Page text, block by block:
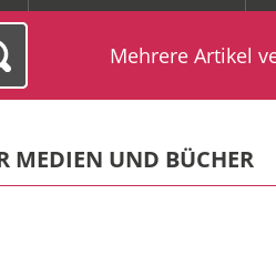
Mehrere Artikel
MEDIEN UND BÜCHER